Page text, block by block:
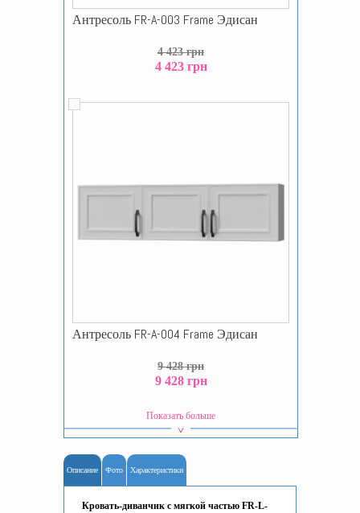
Антресоль FR-A-003 Frame Эдисан
4 423 грн
4 423 грн
Антресоль FR-A-004 Frame Эдисан
9 428 грн
9 428 грн
Показать больше
Описание Фото Характеристики
Кровать-диванчик с мягкой частью FR-L-